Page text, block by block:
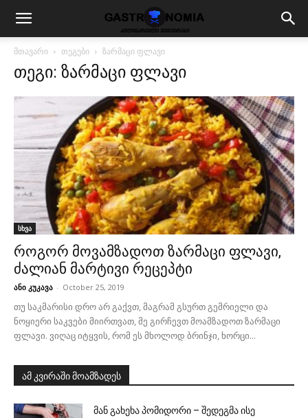
მთავარი თეგები ზარმაცი ფლავი
თეგი: ზარმაცი ფლავი
სხვა
როგორ მოვამზადოთ ზარმაცი ფლავი,
ძალიან მარტივი რეცეპტი
ანი კუკავა - October 25, 2019
თუ საკმარისი დრო არ გაქვთ, მაგრამ გსურთ გემრიელი და
ნოყიერი საკვები მიირთვათ, მე გირჩევთ მოამზადოთ ზარმაცი
ფლავი. ვიღაც იტყვის, რომ ეს მხოლოდ ბრინჯი, ხორცი...
ამ კვირაში მოამზადეს
მან გახეხა პომიდორი – შედეგმა ისე